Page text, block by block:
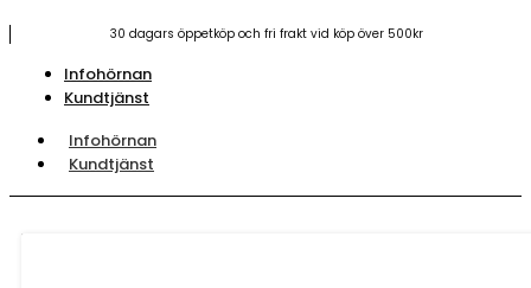
30 dagars öppetköp och fri frakt vid köp över 500kr
Infohörnan
Kundtjänst
Infohörnan
Kundtjänst